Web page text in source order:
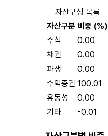
자산구성 목록
자산구분 비중 (%)
주식
0.00
채권
0.00
파생
0.00
수익증권 100.01
유동성
0.00
기타
-0.01